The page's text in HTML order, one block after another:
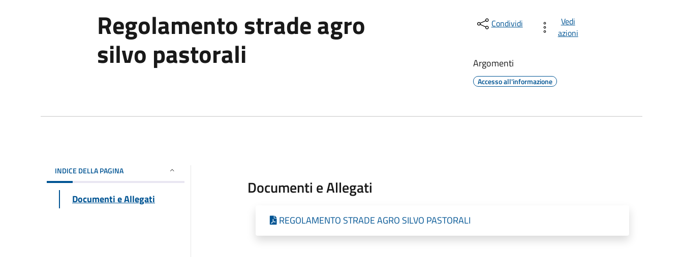
Regolamento strade agro
silvo pastorali
Condividi
Vedi
azioni
Argomenti
Accesso all'informazione
INDICE DELLA PAGINA
Documenti e Allegati
Documenti e Allegati
REGOLAMENTO STRADE AGRO SILVO PASTORALI